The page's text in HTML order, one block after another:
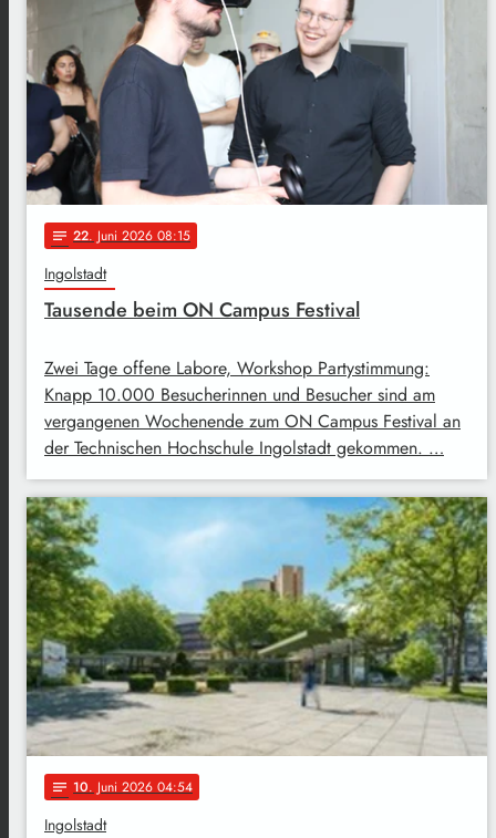
notes 22. Juni 2026 08:15
Ingolstadt
Tausende beim ON Campus Festival
Zwei Tage offene Labore, Workshop Partystimmung:
Knapp 10.000 Besucherinnen und Besucher sind am
vergangenen Wochenende zum ON Campus Festival an
der Technischen Hochschule Ingolstadt gekommen. …
notes 10. Juni 2026 04:54
Ingolstadt